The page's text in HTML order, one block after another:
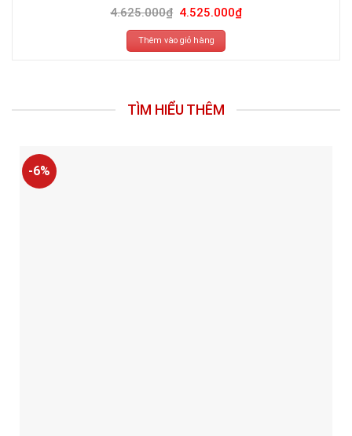
4.625.000₫
Giá
gốc
là:
4.625.000₫.
4.525.000₫Giá
hiện
Thêm vào giỏ hàng
TÌM HIỂU THÊM
-6%